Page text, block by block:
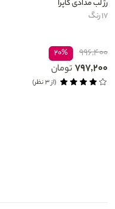
رژ لب مدادی کاپرا
۱۷ رنگ
۹۹۶,۴۰۰ ۲۰%
۷۹۷,۲۰۰ تومان
(از ۳ نظر)